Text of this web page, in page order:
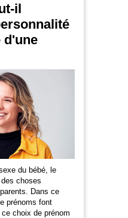
il
d'une
du bébé, le
choses
Dans ce
prénoms font
choix de prénom